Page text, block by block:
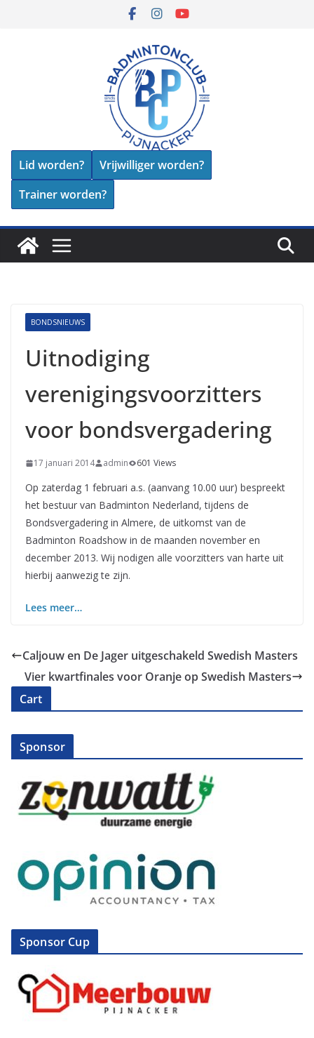
Lid worden?
Vrijwilliger worden?
Trainer worden?
BONDSNIEUWS
Uitnodiging
verenigingsvoorzitters
voor bondsvergadering
17 januari 2014 admin 601 Views
Op zaterdag 1 februari a.s. (aanvang 10.00 uur) bespreekt
het bestuur van Badminton Nederland, tijdens de
Bondsvergadering in Almere, de uitkomst van de
Badminton Roadshow in de maanden november en
december 2013. Wij nodigen alle voorzitters van harte uit
hierbij aanwezig te zijn.
Lees meer…
Caljouw en De Jager uitgeschakeld Swedish Masters
Vier kwartfinales voor Oranje op Swedish Masters
Cart
Sponsor
Sponsor Cup